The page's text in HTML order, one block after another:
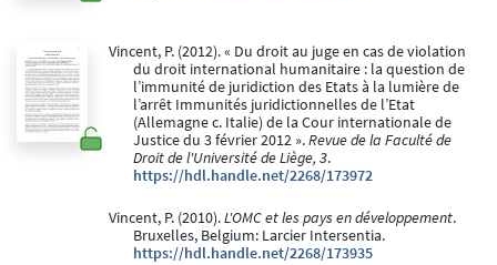
Vincent, P. (2012). « Du droit au juge en cas de violation
du droit international humanitaire : la question de
l’immunité de juridiction des Etats à la lumière de
l’arrêt Immunités juridictionnelles de l’Etat
(Allemagne c. Italie) de la Cour internationale de
Justice du 3 février 2012 ».Revue de la Faculté de
Droit de l'Université de Liège, 3.
https://hdl.handle.net/2268/173972
Vincent, P. (2010).L'OMC et les pays en développement.
Bruxelles, Belgium: Larcier Intersentia.
https://hdl.handle.net/2268/173935